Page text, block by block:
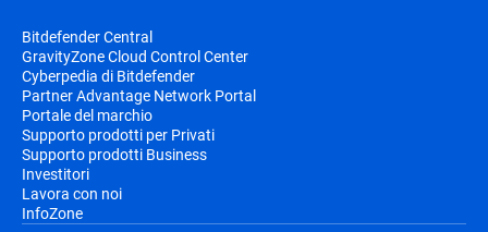
Bitdefender Central
GravityZone Cloud Control Center
Cyberpedia di Bitdefender
Partner Advantage Network Portal
Portale del marchio
Supporto prodotti per Privati
Supporto prodotti Business
Investitori
Lavora con noi
InfoZone